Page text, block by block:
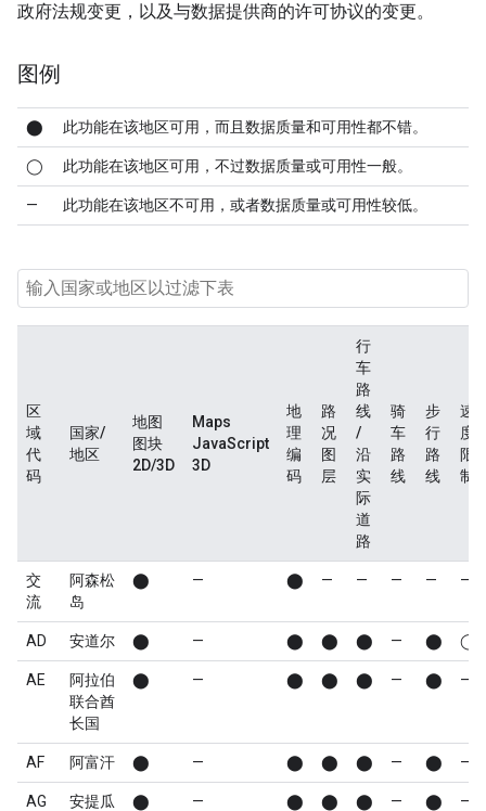
政府法规变更，以及与数据提供商的许可协议的变更。
图例
⬤ 此功能在该地区可用，而且数据质量和可用性都不错。
◯ 此功能在该地区可用，不过数据质量或可用性一般。
— 此功能在该地区不可用，或者数据质量或可用性较低。
区
域
代
码
国家/
地区
地图
图块
2D/3D
Maps
JavaScript
3D
地
理
编
码
路
况
图
层
行
车
路
线
/
沿
实
际
道
路
骑
车
路
线
步
行
路
线
速
度
限
制
交
流
阿森松
岛
⬤ — ⬤ — — — — —
AD 安道尔 ⬤ — ⬤ ⬤ ⬤ — ⬤ ◯
AE
阿拉伯
联合酋
长国
⬤ — ⬤ ⬤ ⬤ — ⬤ —
AF 阿富汗 ⬤ — ⬤ ⬤ ⬤ — ⬤ —
AG
安提瓜
⬤ — ⬤ ⬤ ⬤ — ⬤ —